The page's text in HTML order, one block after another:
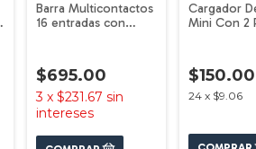
Barra Multicontactos
16 entradas con
$695.00
3 x $231.67 sin
intereses
Cargador
Mini Con 2
$150.00
24 x $9.06